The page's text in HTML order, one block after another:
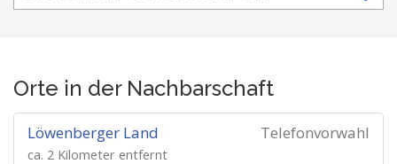
Orte in der Nachbarschaft
Telefonvorwahl
Löwenberger Land
ca. 2 Kilometer entfernt